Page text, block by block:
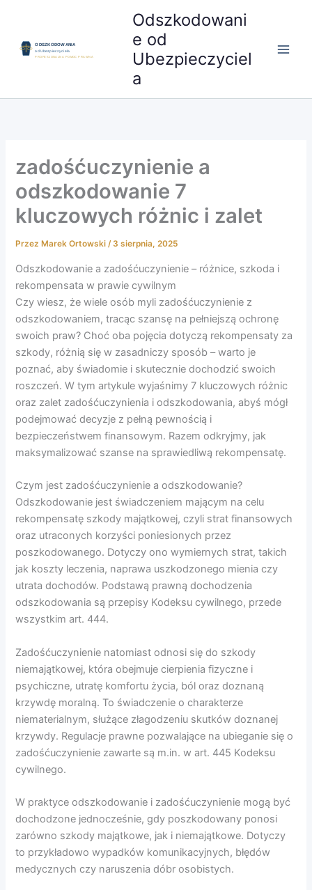
treści
Odszkodowani
e od
Ubezpieczyciel
a
zadośćuczynienie a
odszkodowanie 7
kluczowych różnic i zalet
Przez Marek Ortowski/ 3 sierpnia, 2025
Odszkodowanie a zadośćuczynienie – różnice, szkoda i
rekompensata w prawie cywilnym
Czy wiesz, że wiele osób myli zadośćuczynienie z
odszkodowaniem, tracąc szansę na pełniejszą ochronę
swoich praw? Choć oba pojęcia dotyczą rekompensaty za
szkody, różnią się w zasadniczy sposób – warto je
poznać, aby świadomie i skutecznie dochodzić swoich
roszczeń. W tym artykule wyjaśnimy 7 kluczowych różnic
oraz zalet zadośćuczynienia i odszkodowania, abyś mógł
podejmować decyzje z pełną pewnością i
bezpieczeństwem finansowym. Razem odkryjmy, jak
maksymalizować szanse na sprawiedliwą rekompensatę.
Czym jest zadośćuczynienie a odszkodowanie?
Odszkodowanie jest świadczeniem mającym na celu
rekompensatę szkody majątkowej, czyli strat finansowych
oraz utraconych korzyści poniesionych przez
poszkodowanego. Dotyczy ono wymiernych strat, takich
jak koszty leczenia, naprawa uszkodzonego mienia czy
utrata dochodów. Podstawą prawną dochodzenia
odszkodowania są przepisy Kodeksu cywilnego, przede
wszystkim art. 444.
Zadośćuczynienie natomiast odnosi się do szkody
niemajątkowej, która obejmuje cierpienia fizyczne i
psychiczne, utratę komfortu życia, ból oraz doznaną
krzywdę moralną. To świadczenie o charakterze
niematerialnym, służące złagodzeniu skutków doznanej
krzywdy. Regulacje prawne pozwalające na ubieganie się o
zadośćuczynienie zawarte są m.in. w art. 445 Kodeksu
cywilnego.
W praktyce odszkodowanie i zadośćuczynienie mogą być
dochodzone jednocześnie, gdy poszkodowany ponosi
zarówno szkody majątkowe, jak i niemajątkowe. Dotyczy
to przykładowo wypadków komunikacyjnych, błędów
medycznych czy naruszenia dóbr osobistych.